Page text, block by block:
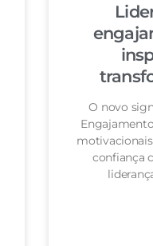
O novo
confiança